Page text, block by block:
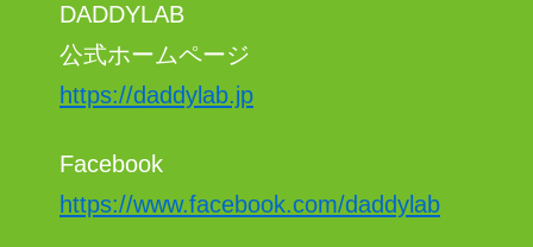
DADDYLAB
公式ホームページ
https://daddylab.jp
Facebook
https://www.facebook.com/daddylab